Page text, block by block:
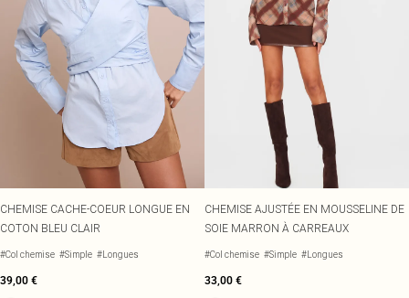
CHEMISE CACHE-COEUR LONGUE EN
COTON BLEU CLAIR
#Col chemise #Simple #Longues
39,00 €
CHEMISE AJUSTÉE EN MOUSSELINE DE
SOIE MARRON À CARREAUX
#Col chemise #Simple #Longues
33,00 €